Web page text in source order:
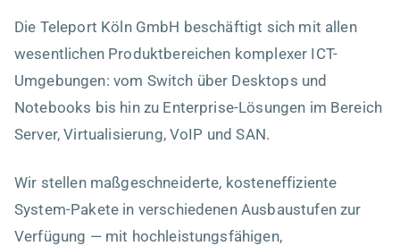
Die Teleport Köln GmbH beschäftigt sich mit allen
wesentlichen Produktbereichen komplexer ICT-
Umgebungen: vom Switch über Desktops und
Notebooks bis hin zu Enterprise-Lösungen im Bereich
Server, Virtualisierung, VoIP und SAN.
Wir stellen maßgeschneiderte, kosteneffiziente
System-Pakete in verschiedenen Ausbaustufen zur
Verfügung — mit hochleistungsfähigen,